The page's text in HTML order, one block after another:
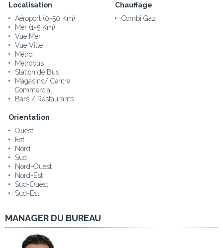
Localisation
Aéroport (0-50 Km)
Mer (1-5 Km)
Vue Mer
Vue Ville
Métro
Métrobus
Station de Bus
Magasins/ Centre
Commercial
Bars / Restaurants
Chauffage
Combi Gaz
Orientation
Ouest
Est
Nord
Sud
Nord-Ouest
Nord-Est
Sud-Ouest
Sud-Est
MANAGER DU BUREAU